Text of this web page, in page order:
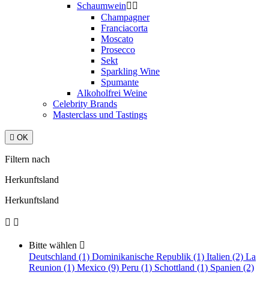
Schaumwein 
Champagner
Franciacorta
Moscato
Prosecco
Sekt
Sparkling Wine
Spumante
Alkoholfrei Weine
Celebrity Brands
Masterclass und Tastings
 OK
Filtern nach
Herkunftsland
Herkunftsland
 
Bitte wählen 
Deutschland (1) Dominikanische Republik (1) Italien (2) La
Reunion (1) Mexico (9) Peru (1) Schottland (1) Spanien (2)